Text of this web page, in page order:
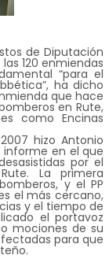
de Diputación
las 120 enmiendas
“para el
ha dicho
que hace
en Rute,
como Encinas
hizo Antonio
informe en el que
por el
La primera
y el PP
el más cercano,
y el tiempo de
el portavoz
mociones de su
para que